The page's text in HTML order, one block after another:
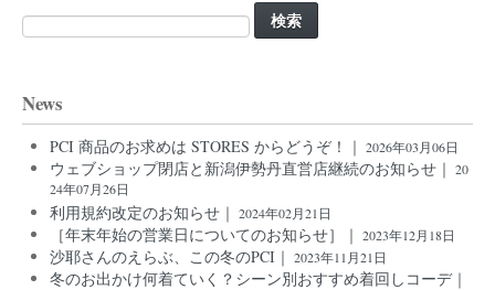
検
索:
News
PCI 商品のお求めは STORES からどうぞ！｜ 2026年03月06日
ウェブショップ閉店と新潟伊勢丹直営店継続のお知らせ｜ 20
24年07月26日
利用規約改定のお知らせ｜ 2024年02月21日
［年末年始の営業日についてのお知らせ］｜ 2023年12月18日
沙耶さんのえらぶ、この冬のPCI｜ 2023年11月21日
冬のお出かけ何着ていく？シーン別おすすめ着回しコーデ｜